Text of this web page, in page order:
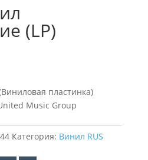
(LP)
пластинка)
Music Group
Категория: Винил RUS